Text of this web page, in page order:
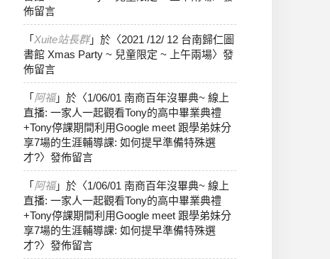
佈留言
「 Xuite站長群」於〈2021 /12/ 12 台南歸仁圖
書館 Xmas Party ~ 兒童限定 ~ 上午兩場〉發
佈留言
「 阿福」於〈1/06/01 南商百年沒畢典~ 線上
直播: 一家人一起觀看Tony的高中畢業典禮
+Tony停課期間利用Google meet 跟學弟妹分
享7場的生涯輔導課: 如何提早準備特殊選
才?〉發佈留言
「 阿福」於〈1/06/01 南商百年沒畢典~ 線上
直播: 一家人一起觀看Tony的高中畢業典禮
+Tony停課期間利用Google meet 跟學弟妹分
享7場的生涯輔導課: 如何提早準備特殊選
才?〉發佈留言